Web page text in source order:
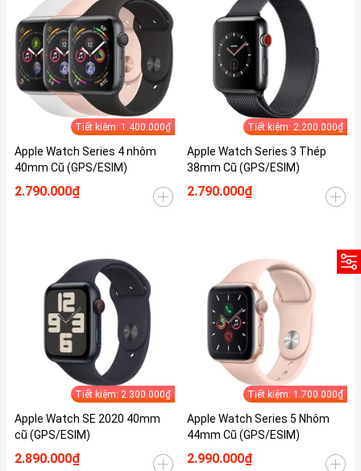
Tiết kiệm: 1.400.000₫
Apple Watch Series 4 nhôm
40mm Cũ (GPS/ESIM)
2.790.000₫
Tiết kiệm: 2.200.000₫
Apple Watch Series 3 Thép
38mm Cũ (GPS/ESIM)
2.790.000₫
Tiết kiệm: 2.300.000₫
Apple Watch SE 2020 40mm
cũ (GPS/ESIM)
2.890.000₫
Tiết kiệm: 1.700.000₫
Apple Watch Series 5 Nhôm
44mm Cũ (GPS/ESIM)
2.990.000₫